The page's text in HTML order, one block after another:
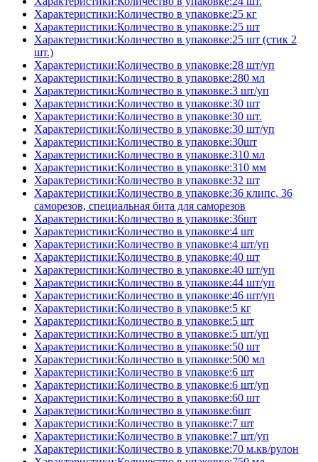
Характеристики:Количество в упаковке:25 кг
Характеристики:Количество в упаковке:25 шт
Характеристики:Количество в упаковке:25 шт (стик 2
шт.)
Характеристики:Количество в упаковке:28 шт/уп
Характеристики:Количество в упаковке:280 мл
Характеристики:Количество в упаковке:3 шт/уп
Характеристики:Количество в упаковке:30 шт
Характеристики:Количество в упаковке:30 шт.
Характеристики:Количество в упаковке:30 шт/уп
Характеристики:Количество в упаковке:30шт
Характеристики:Количество в упаковке:310 мл
Характеристики:Количество в упаковке:310 мм
Характеристики:Количество в упаковке:32 шт
Характеристики:Количество в упаковке:36 клипс, 36
саморезов, специальная бита для саморезов
Характеристики:Количество в упаковке:36шт
Характеристики:Количество в упаковке:4 шт
Характеристики:Количество в упаковке:4 шт/уп
Характеристики:Количество в упаковке:40 шт
Характеристики:Количество в упаковке:40 шт/уп
Характеристики:Количество в упаковке:44 шт/уп
Характеристики:Количество в упаковке:46 шт/уп
Характеристики:Количество в упаковке:5 кг
Характеристики:Количество в упаковке:5 шт
Характеристики:Количество в упаковке:5 шт/уп
Характеристики:Количество в упаковке:50 шт
Характеристики:Количество в упаковке:500 мл
Характеристики:Количество в упаковке:6 шт
Характеристики:Количество в упаковке:6 шт/уп
Характеристики:Количество в упаковке:60 шт
Характеристики:Количество в упаковке:6шт
Характеристики:Количество в упаковке:7 шт
Характеристики:Количество в упаковке:7 шт/уп
Характеристики:Количество в упаковке:70 м.кв/рулон